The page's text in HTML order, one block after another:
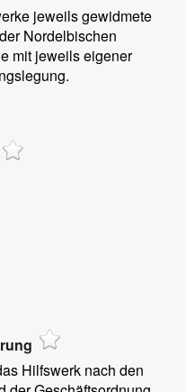
jeweils gewidmete
Nordelbischen
mit jeweils eigener
Hilfswerk nach den